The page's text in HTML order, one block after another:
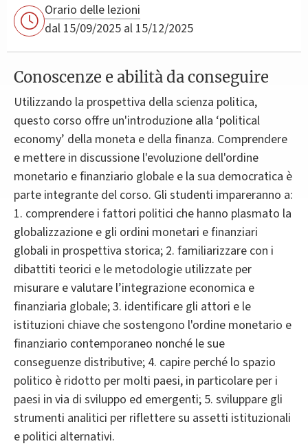
Orario delle lezioni
dal 15/09/2025 al 15/12/2025
Conoscenze e abilità da conseguire
Utilizzando la prospettiva della scienza politica,
questo corso offre un'introduzione alla ‘political
economy’ della moneta e della finanza. Comprendere
e mettere in discussione l'evoluzione dell'ordine
monetario e finanziario globale e la sua democratica è
parte integrante del corso. Gli studenti impareranno a:
1. comprendere i fattori politici che hanno plasmato la
globalizzazione e gli ordini monetari e finanziari
globali in prospettiva storica; 2. familiarizzare con i
dibattiti teorici e le metodologie utilizzate per
misurare e valutare l’integrazione economica e
finanziaria globale; 3. identificare gli attori e le
istituzioni chiave che sostengono l'ordine monetario e
finanziario contemporaneo nonché le sue
conseguenze distributive; 4. capire perché lo spazio
politico è ridotto per molti paesi, in particolare per i
paesi in via di sviluppo ed emergenti; 5. sviluppare gli
strumenti analitici per riflettere su assetti istituzionali
e politici alternativi.